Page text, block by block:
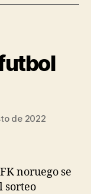
de 2022
noruego se
sorteo